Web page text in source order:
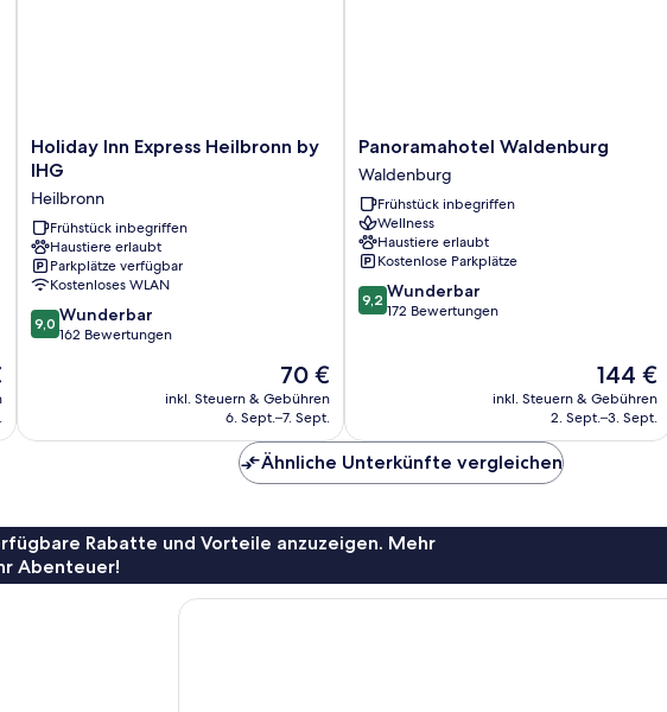
Holiday
Inn
Heilbronn
by
IHG
Heilbronn
Holiday Inn Express Heilbronn by
IHG
Heilbronn
Frühstück inbegriffen
Haustiere erlaubt
Parkplätze verfügbar
Kostenloses WLAN
9.0
von
9,0 Wunderbar
162 Bewertungen
Der
Preis
beträgt
70 €
inkl. Steuern & Gebühren
6. Sept.–7. Sept.
Panoramahotel
Waldenburg
Waldenburg
Panoramahotel Waldenburg
Waldenburg
Frühstück inbegriffen
Wellness
Haustiere erlaubt
Kostenlose Parkplätze
9.2
von
9,2 Wunderbar
172 Bewertungen
Der
Preis
beträgt
144 €
inkl. Steuern & Gebühren
2. Sept.–3. Sept.
Ähnliche Unterkünfte vergleichen
Rabatte und Vorteile anzuzeigen. Mehr
Abenteuer!